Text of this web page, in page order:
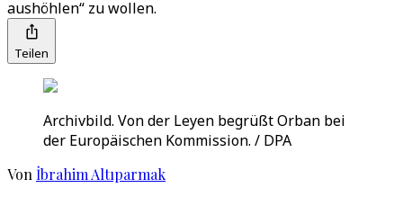
aushöhlen“ zu wollen.
Teilen
Archivbild. Von der Leyen begrüßt Orban bei
der Europäischen Kommission. / DPA
Von İbrahim Altıparmak